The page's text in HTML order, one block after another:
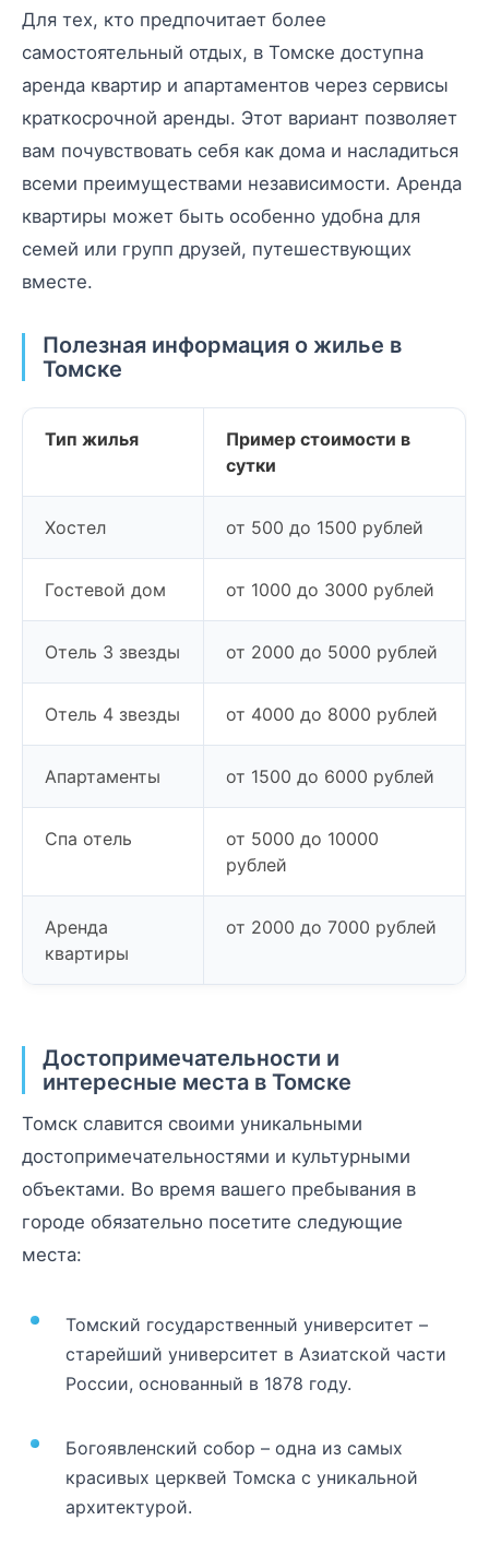
Для тех, кто предпочитает более
самостоятельный отдых, в Томске доступна
аренда квартир и апартаментов через сервисы
краткосрочной аренды. Этот вариант позволяет
вам почувствовать себя как дома и насладиться
всеми преимуществами независимости. Аренда
квартиры может быть особенно удобна для
семей или групп друзей, путешествующих
вместе.
Полезная информация о жилье в
Томске
Тип жилья
Пример стоимости в
сутки
Хостел от 500 до 1500 рублей
Гостевой дом от 1000 до 3000 рублей
Отель 3 звезды от 2000 до 5000 рублей
Отель 4 звезды от 4000 до 8000 рублей
Апартаменты от 1500 до 6000 рублей
Спа отель
от 5000 до 10000
рублей
Аренда
квартиры
от 2000 до 7000 рублей
Достопримечательности и
интересные места в Томске
Томск славится своими уникальными
достопримечательностями и культурными
объектами. Во время вашего пребывания в
городе обязательно посетите следующие
места:
Томский государственный университет –
старейший университет в Азиатской части
России, основанный в 1878 году.
Богоявленский собор – одна из самых
красивых церквей Томска с уникальной
архитектурой.